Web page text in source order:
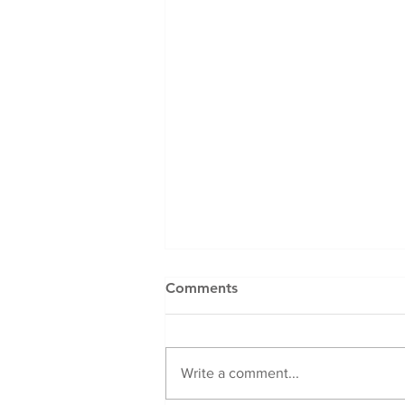
Comments
Write a comment...